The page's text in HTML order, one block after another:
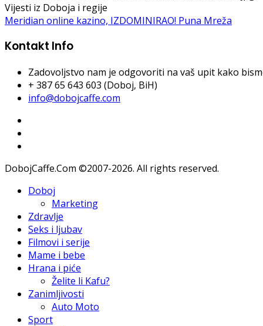
Vijesti iz Doboja i regije
Meridian online kazino, IZDOMINIRAO! Puna Mreža
Kontakt Info
Zadovoljstvo nam je odgovoriti na vaš upit kako
+ 387 65 643 603 (Doboj, BiH)
info@dobojcaffe.com
DobojCaffe.Com ©2007-2026. All rights reserved.
Doboj
Marketing
Zdravlje
Seks i ljubav
Filmovi i serije
Mame i bebe
Hrana i piće
Želite li Kafu?
Zanimljivosti
Auto Moto
Sport